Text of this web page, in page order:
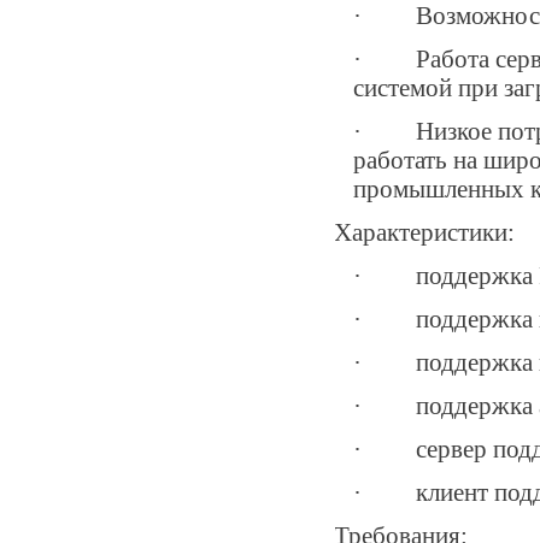
· Возможность
· Работа
системой при
· Низкое
работать на
промышленных
Характеристики:
· поддержка
· поддержка
· поддержка
· поддержка
· сервер
· клиент
Требования: